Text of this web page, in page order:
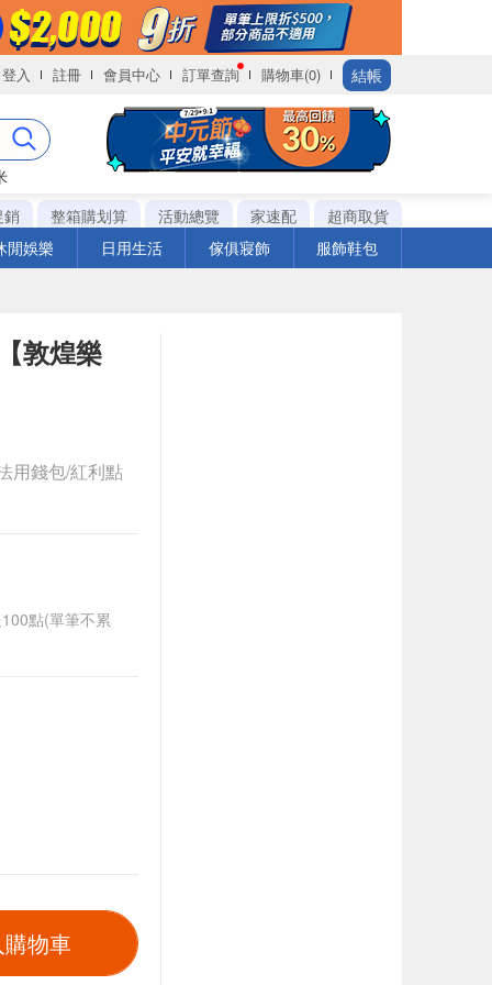
登入 註冊 會員中心 訂單查詢 購物車(0) 結帳
銷
整箱購划算 活動總覽 家速配
超商取貨
閒娛樂
日用生活 傢俱寢飾 服飾鞋包
敦煌樂
用錢包/紅利點
點(單筆不累
物車